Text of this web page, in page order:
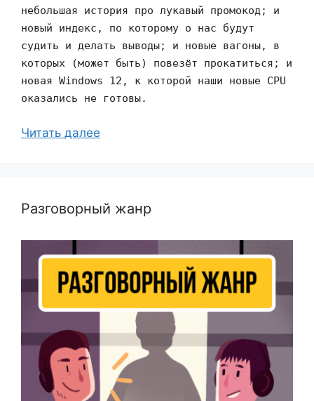
небольшая история про лукавый промокод; и
новый индекс, по которому о нас будут
судить и делать выводы; и новые вагоны, в
которых (может быть) повезёт прокатиться; и
новая Windows 12, к которой наши новые CPU
оказались не готовы.
Читать далее
Разговорный жанр